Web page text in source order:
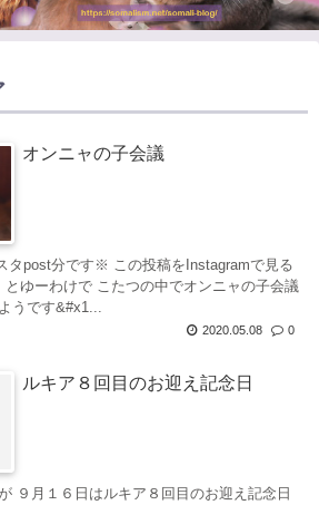
オンニャの子会議
タpost分です※ この投稿をInstagramで見る
とゆーわけで こたつの中でオンニャの子会議
うです&#x1...
2020.05.08 0
ルキア８回目のお迎え記念日
９月１６日はルキア８回目のお迎え記念日